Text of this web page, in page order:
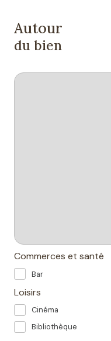
Autour
du bien
Commerces et santé
Bar
Loisirs
Cinéma
Bibliothèque